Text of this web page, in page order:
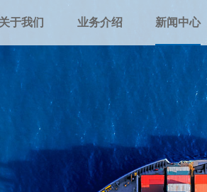
于我们 业务介绍 新闻中心